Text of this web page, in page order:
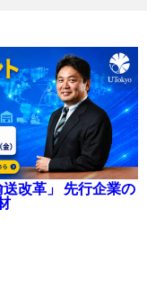
改革」 先行企業の